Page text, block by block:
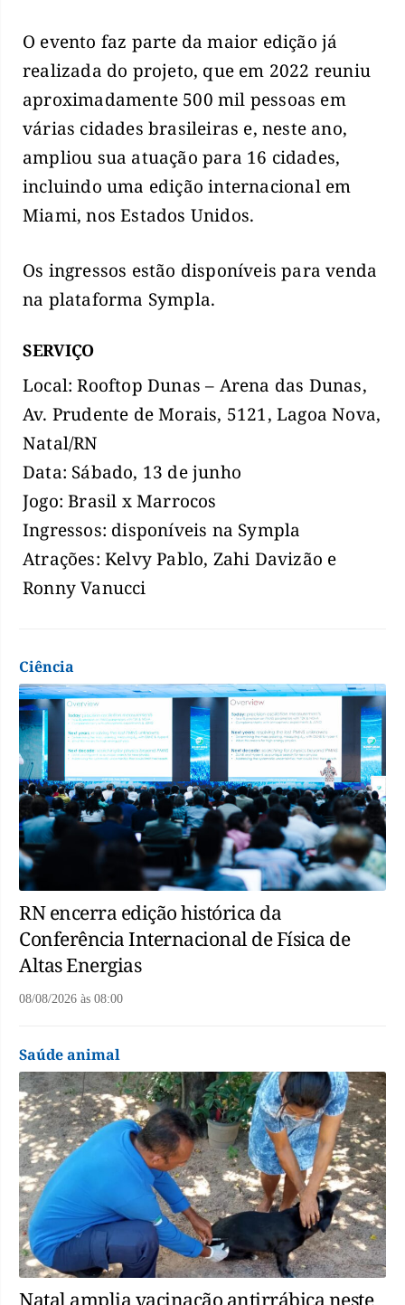
O evento faz parte da maior edição já
realizada do projeto, que em 2022 reuniu
aproximadamente 500 mil pessoas em
várias cidades brasileiras e, neste ano,
ampliou sua atuação para 16 cidades,
incluindo uma edição internacional em
Miami, nos Estados Unidos.
Os ingressos estão disponíveis para venda
na plataforma Sympla.
SERVIÇO
Local: Rooftop Dunas – Arena das Dunas,
Av. Prudente de Morais, 5121, Lagoa Nova,
Natal/RN
Data: Sábado, 13 de junho
Jogo: Brasil x Marrocos
Ingressos: disponíveis na Sympla
Atrações: Kelvy Pablo, Zahi Davizão e
Ronny Vanucci
Ciência
RN encerra edição histórica da
Conferência Internacional de Física de
Altas Energias
08/08/2026 às 08:00
Saúde animal
Natal amplia vacinação antirrábica neste